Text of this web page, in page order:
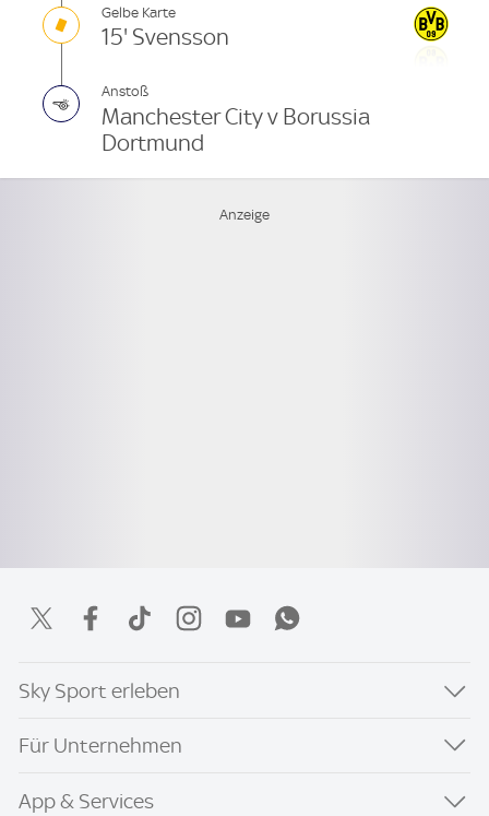
Gelbe Karte
15' Svensson
Anstoß
Manchester City v Borussia
Dortmund
Sky Sport erleben
Für Unternehmen
App & Services